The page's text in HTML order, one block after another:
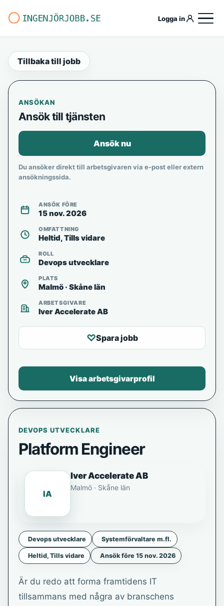
Logga in
Tillbaka till jobb
DEVOPS UTVECKLARE
Platform Engineer
IA
Iver Accelerate AB
Malmö · Skåne län
Devops utvecklare Systemförvaltare m.fl.
Heltid, Tills vidare Ansök före 15 nov. 2026
Är du redo att forma framtidens IT
tillsammans med några av branschens
ANSÖKAN
Ansök till tjänsten
Ansök nu
Du ansöker direkt till arbetsgivaren via e-post eller extern
ansökningssida.
ANSÖK FÖRE
15 nov. 2026
OMFATTNING
Heltid, Tills vidare
ROLL
Devops utvecklare
PLATS
Malmö · Skåne län
ARBETSGIVARE
Iver Accelerate AB
♡Spara jobb
Visa arbetsgivarprofil